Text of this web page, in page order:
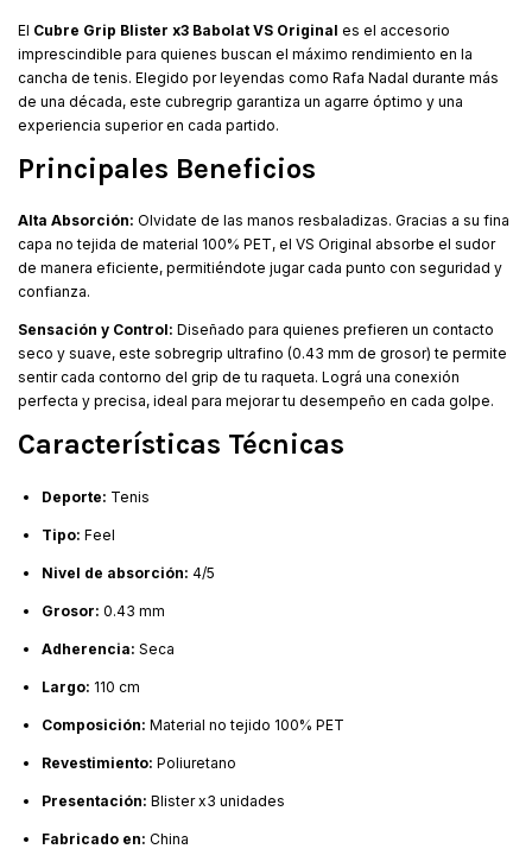
El Cubre Grip Blister x3 Babolat VS Original es el accesorio
imprescindible para quienes buscan el máximo rendimiento en la
cancha de tenis. Elegido por leyendas como Rafa Nadal durante más
de una década, este cubregrip garantiza un agarre óptimo y una
experiencia superior en cada partido.
Principales Beneficios
Alta Absorción: Olvidate de las manos resbaladizas. Gracias a su fina
capa no tejida de material 100% PET, el VS Original absorbe el sudor
de manera eficiente, permitiéndote jugar cada punto con seguridad y
confianza.
Sensación y Control: Diseñado para quienes prefieren un contacto
seco y suave, este sobregrip ultrafino (0.43 mm de grosor) te permite
sentir cada contorno del grip de tu raqueta. Lográ una conexión
perfecta y precisa, ideal para mejorar tu desempeño en cada golpe.
Características Técnicas
Deporte: Tenis
Tipo: Feel
Nivel de absorción: 4/5
Grosor: 0.43 mm
Adherencia: Seca
Largo: 110 cm
Composición: Material no tejido 100% PET
Revestimiento: Poliuretano
Presentación: Blister x3 unidades
Fabricado en: China